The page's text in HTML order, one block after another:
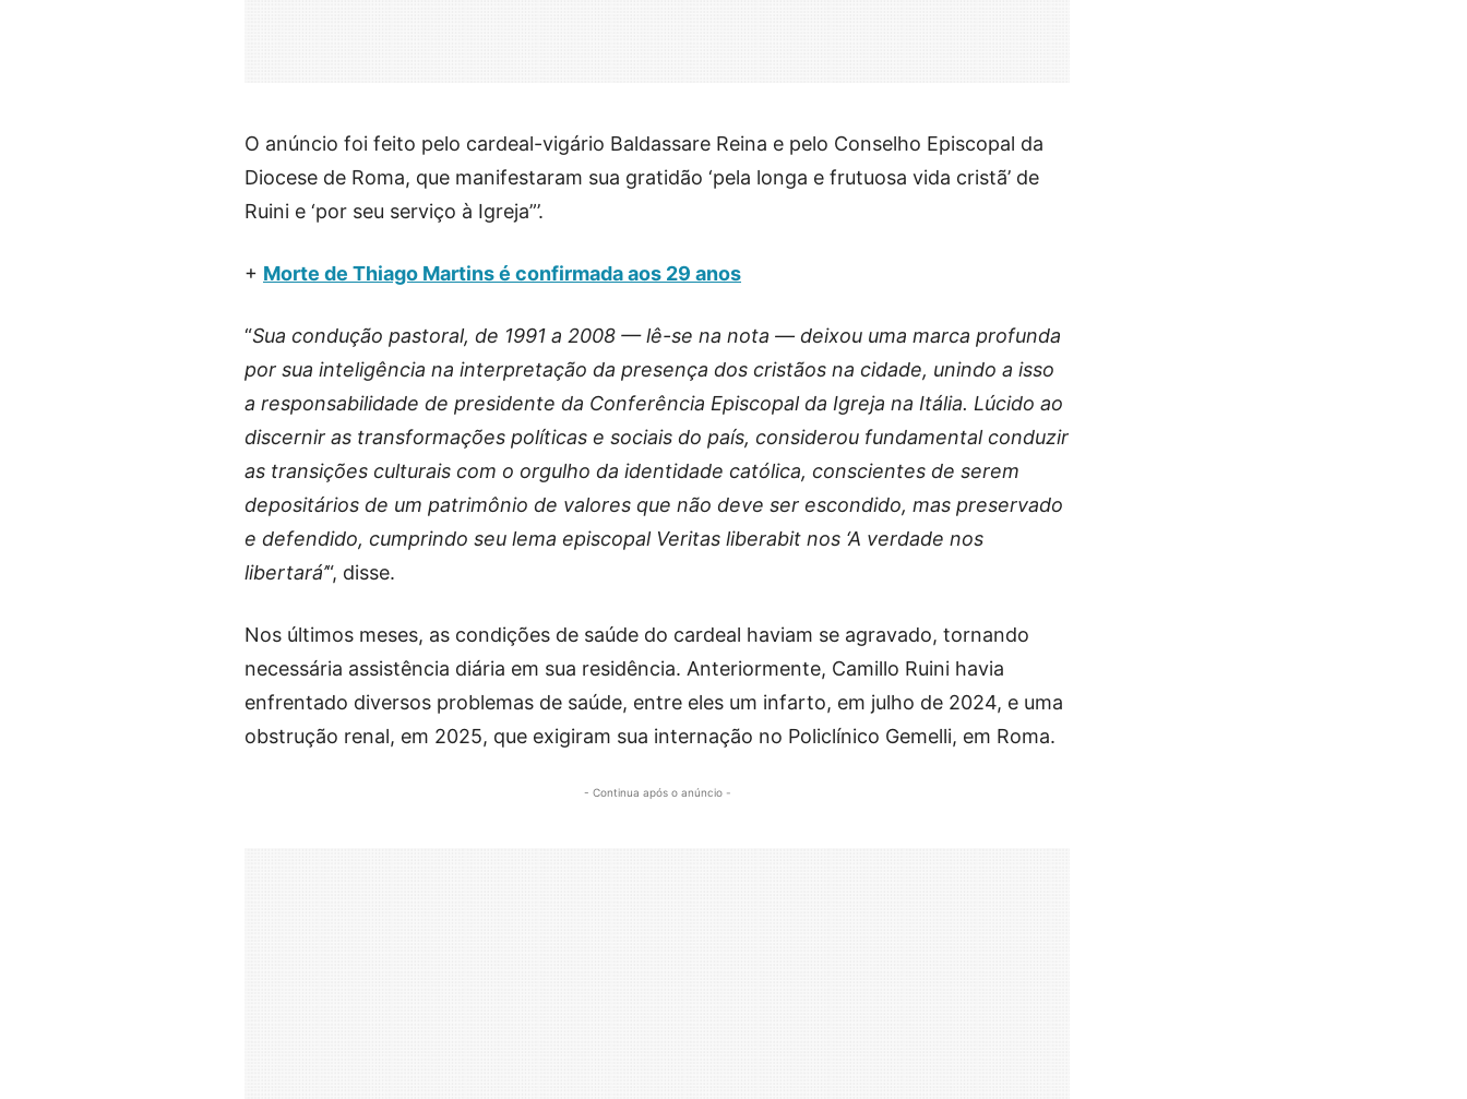
O anúncio foi feito pelo cardeal-vigário Baldassare Reina e pelo Conselho Episcopal da
Diocese de Roma, que manifestaram sua gratidão ‘pela longa e frutuosa vida cristã’ de
Ruini e ‘por seu serviço à Igreja”’.
+ Morte de Thiago Martins é confirmada aos 29 anos
“Sua condução pastoral, de 1991 a 2008 — lê-se na nota — deixou uma marca profunda
por sua inteligência na interpretação da presença dos cristãos na cidade, unindo a isso
a responsabilidade de presidente da Conferência Episcopal da Igreja na Itália. Lúcido ao
discernir as transformações políticas e sociais do país, considerou fundamental conduzir
as transições culturais com o orgulho da identidade católica, conscientes de serem
depositários de um patrimônio de valores que não deve ser escondido, mas preservado
e defendido, cumprindo seu lema episcopal Veritas liberabit nos ‘A verdade nos
libertará’“, disse.
Nos últimos meses, as condições de saúde do cardeal haviam se agravado, tornando
necessária assistência diária em sua residência. Anteriormente, Camillo Ruini havia
enfrentado diversos problemas de saúde, entre eles um infarto, em julho de 2024, e uma
obstrução renal, em 2025, que exigiram sua internação no Policlínico Gemelli, em Roma.
- Continua após o anúncio -